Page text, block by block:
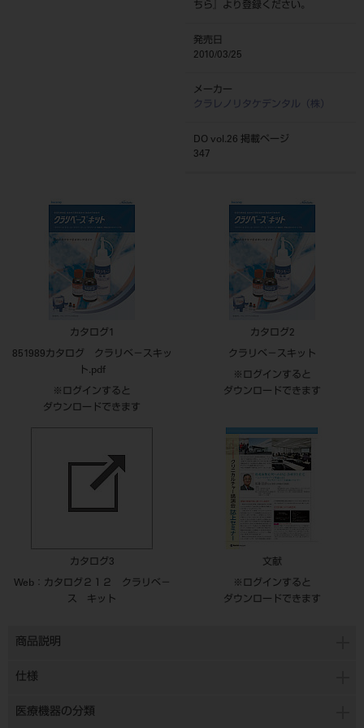
ちら 』より登録ください。
発売日
2010/03/25
メーカー
クラレノリタケデンタル（株）
DO vol.26 掲載ページ
347
カタログ1
851989カタログ クラリベ－スキッ
ト.pdf
※ログインすると
ダウンロードできます
カタログ2
クラリベ－スキット
※ログインすると
ダウンロードできます
カタログ3
Web：カタログ２１２ クラリベ－
ス キット
文献
※ログインすると
ダウンロードできます
商品説明
仕様
医療機器の分類